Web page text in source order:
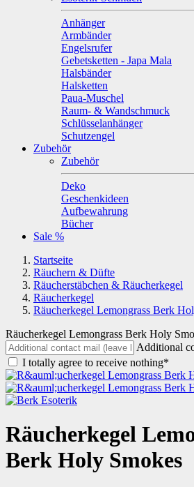
Anhänger
Armbänder
Engelsrufer
Gebetsketten - Japa Mala
Halsbänder
Halsketten
Paua-Muschel
Raum- & Wandschmuck
Schlüsselanhänger
Schutzengel
Zubehör
Zubehör
Deko
Geschenkideen
Aufbewahrung
Bücher
Sale %
Startseite
Räuchern & Düfte
Räucherstäbchen & Räucherkegel
Räucherkegel
Räucherkegel Lemongrass Berk
Räucherkegel Lemongrass Berk Holy
Additional
I totally agree to receive nothing*
Räucherkegel
Berk Holy Smokes